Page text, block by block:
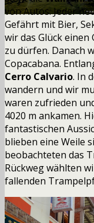
von Autos. Jeder
Gefährt mit Bier,
wir das Glück
zu dürfen. Danach
Copacabana.
Cerro Calvario. In
wandern und wir
waren zufrieden
4020 m ankamen.
fantastischen
blieben eine Weile
beobachteten das
Rückweg wählten
fallenden